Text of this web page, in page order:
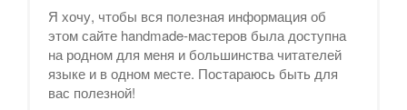
Я хочу, чтобы вся полезная информация об
этом сайте handmade-мастеров была доступна
на родном для меня и большинства читателей
языке и в одном месте. Постараюсь быть для
вас полезной!